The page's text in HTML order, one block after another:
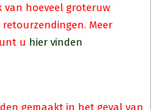
van hoeveel groteruw
Meer
u hier vinden